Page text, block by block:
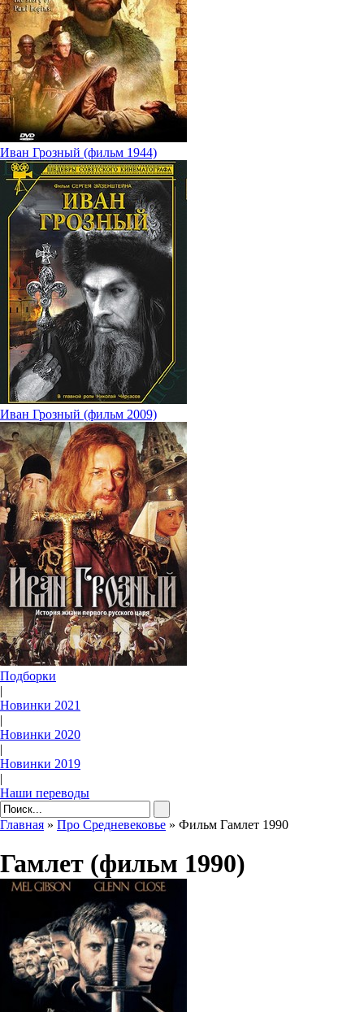
Иван Грозный (фильм 1944)
Иван Грозный (фильм 2009)
Подборки
|
Новинки 2021
|
Новинки 2020
|
Новинки 2019
|
Наши переводы
Главная » Про Средневековье » Фильм Гамлет 1990
Гамлет (фильм 1990)